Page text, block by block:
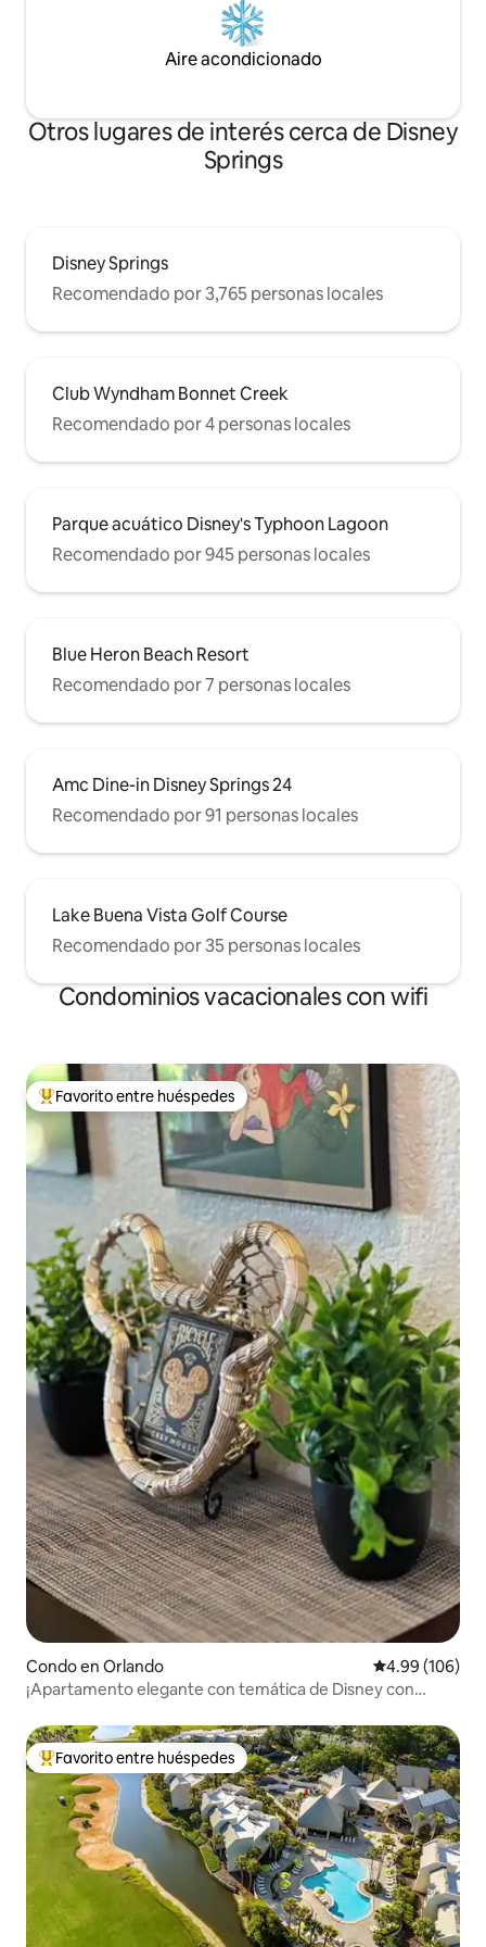
Aire acondicionado
Otros lugares de interés cerca de Disney
Springs
Disney Springs
Recomendado por 3,765 personas locales
Club Wyndham Bonnet Creek
Recomendado por 4 personas locales
Parque acuático Disney's Typhoon Lagoon
Recomendado por 945 personas locales
Blue Heron Beach Resort
Recomendado por 7 personas locales
Amc Dine-in Disney Springs 24
Recomendado por 91 personas locales
Lake Buena Vista Golf Course
Recomendado por 35 personas locales
Condominios vacacionales con wifi
Favorito entre huéspedes preferido
Favorito entre huéspedes
Condo en Orlando Calificación
4.99 (106)
¡Apartamento elegante con temática de Disney con
Favorito entre huéspedes preferido
Favorito entre huéspedes